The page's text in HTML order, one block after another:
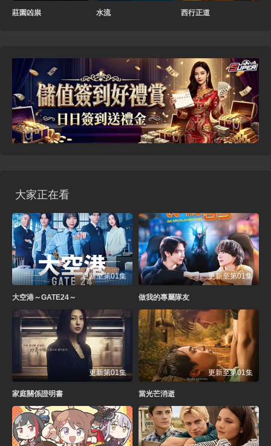
莊園凶祟 水流 西行正道
大家正在看
更新至第01集
大空港～GATE24～
更新至第01集
做我的專屬隊友
更新第01集
家庭關係證明書
更新至第01集
當光芒消逝